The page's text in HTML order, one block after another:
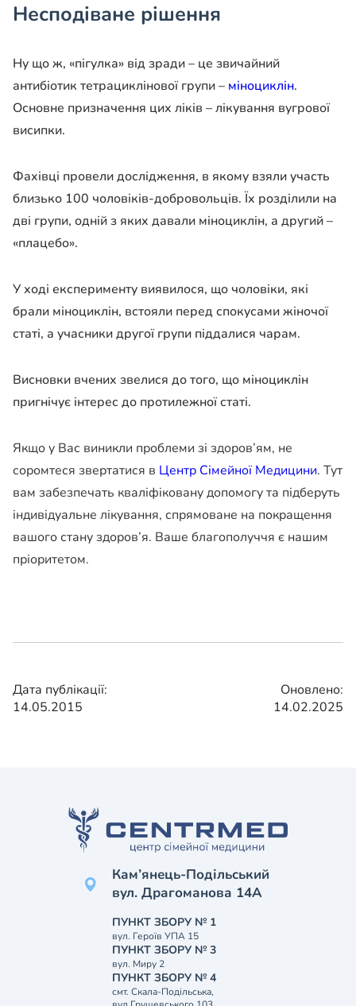
Несподіване рішення
Ну що ж, «пігулка» від зради – це звичайний
антибіотик тетрациклінової групи – міноциклін.
Основне призначення цих ліків – лікування вугрової
висипки.
Фахівці провели дослідження, в якому взяли участь
близько 100 чоловіків-добровольців. Їх розділили на
дві групи, одній з яких давали міноциклін, а другий –
«плацебо».
У ході експерименту виявилося, що чоловіки, які
брали міноциклін, встояли перед спокусами жіночої
статі, а учасники другої групи піддалися чарам.
Висновки вчених звелися до того, що міноциклін
пригнічує інтерес до протилежної статі.
Якщо у Вас виникли проблеми зі здоров’ям, не
соромтеся звертатися в Центр Сімейної Медицини. Тут
вам забезпечать кваліфіковану допомогу та підберуть
індивідуальне лікування, спрямоване на покращення
вашого стану здоров’я. Ваше благополуччя є нашим
пріоритетом.
Дата публікації:
14.05.2015
Оновлено:
14.02.2025
Кам’янець-Подільський
вул. Драгоманова 14А
ПУНКТ ЗБОРУ № 1
вул. Героїв УПА 15
ПУНКТ ЗБОРУ № 3
вул. Миру 2
ПУНКТ ЗБОРУ № 4
смт. Скала-Подільська,